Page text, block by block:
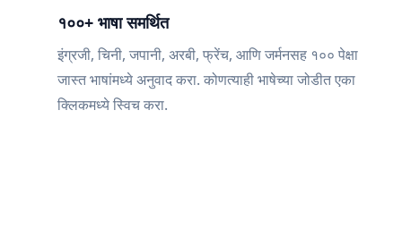
१००+ भाषा समर्थित
इंग्रजी, चिनी, जपानी, अरबी, फ्रेंच, आणि जर्मनसह १०० पेक्षा
जास्त भाषांमध्ये अनुवाद करा. कोणत्याही भाषेच्या जोडीत एका
क्लिकमध्ये स्विच करा.